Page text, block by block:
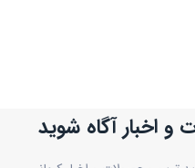
اخبار آگاه شوید